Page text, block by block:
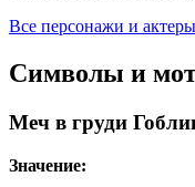
Все персонажи и
Символы и
Меч в груди
Значение: